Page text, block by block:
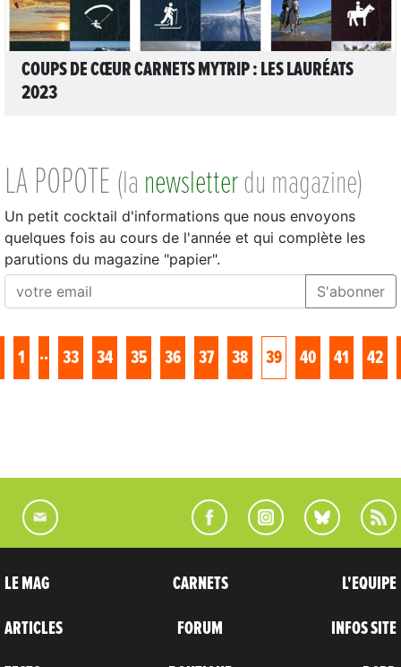
COUPS DE CŒUR CARNETS MYTRIP : LES LAURÉATS
2023
LA POPOTE (la newsletterdu magazine)
Un petit cocktail d'informations que nous envoyons
quelques fois au cours de l'année et qui complète les
parutions du magazine "papier".
S'abonner
1 .. 33 34 35 36 37 38 39 40 41 42
LE MAG
ARTICLES
CARNETS
FORUM
L'EQUIPE
INFOS SITE